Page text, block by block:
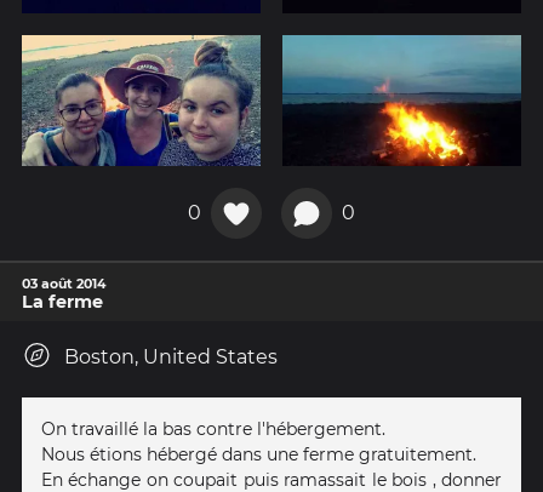
0 0
03 août 2014
La ferme
Boston, United States
On travaillé la bas contre l'hébergement.
Nous étions hébergé dans une ferme gratuitement.
En échange on coupait puis ramassait le bois , donner